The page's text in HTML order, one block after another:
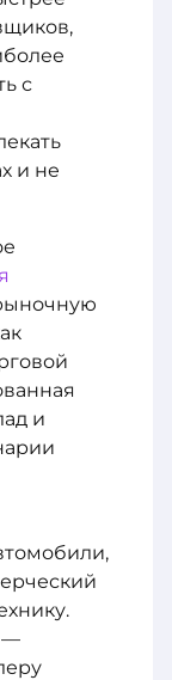
с
и не
и
—